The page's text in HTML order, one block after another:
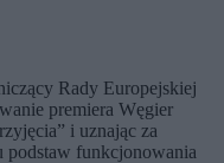
Rady Europejskiej
premiera Węgier
i uznając za
podstaw funkcjonowania